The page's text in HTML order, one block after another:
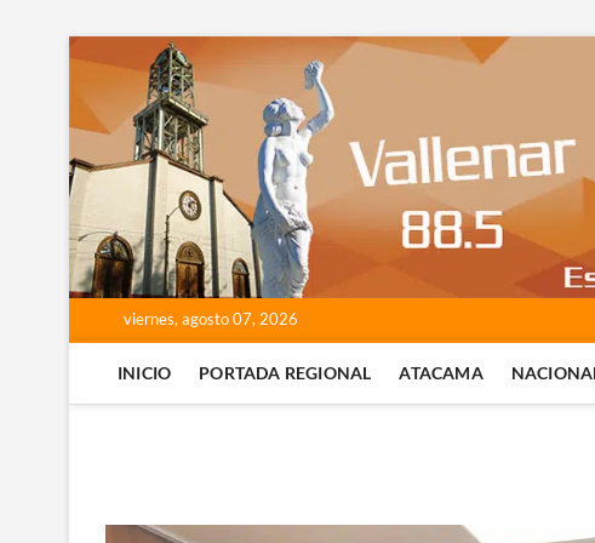
contenido
viernes, agosto 07, 2026
INICIO PORTADA REGIONAL ATACAMA